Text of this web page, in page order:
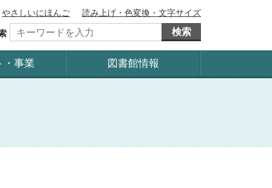
やさしいにほんご
読み上げ・色変換・文字サイズ
検索
・事業 図書館情報